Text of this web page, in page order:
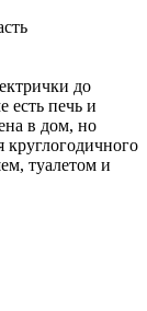
до
есть печь и
в дом, но
туалетом и